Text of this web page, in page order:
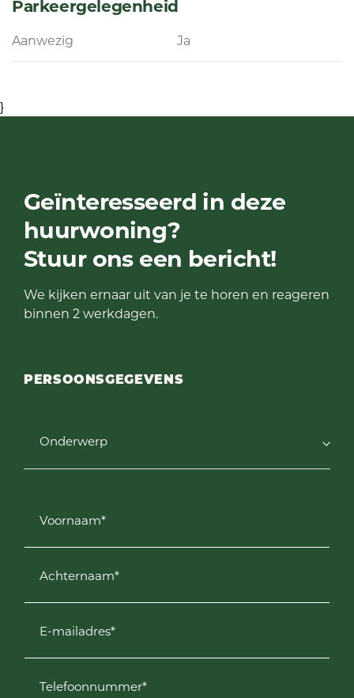
Parkeergelegenheid
Aanwezig Ja
}
Geïnteresseerd in deze
huurwoning?
Stuur ons een bericht!
We kijken ernaar uit van je te horen en reageren
binnen 2 werkdagen.
PERSOONSGEGEVENS
Onderwerp
Voornaam*
Achternaam*
E-mailadres*
Telefoonnummer*